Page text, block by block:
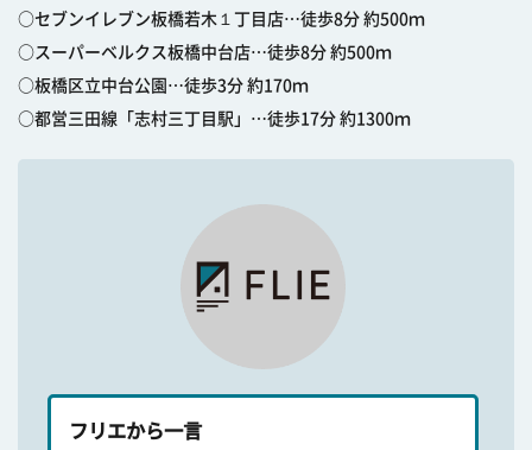
○セブンイレブン板橋若木１丁目店…徒歩8分 約500ｍ
○スーパーベルクス板橋中台店…徒歩8分 約500ｍ
○板橋区立中台公園…徒歩3分 約170ｍ
○都営三田線「志村三丁目駅」…徒歩17分 約1300ｍ
フリエから一言